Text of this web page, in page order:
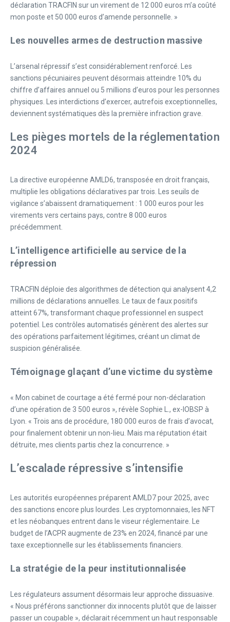
déclaration TRACFIN sur un virement de 12 000 euros m’a coûté
mon poste et 50 000 euros d’amende personnelle. »
Les nouvelles armes de destruction massive
L’arsenal répressif s’est considérablement renforcé. Les
sanctions pécuniaires peuvent désormais atteindre 10% du
chiffre d’affaires annuel ou 5 millions d’euros pour les personnes
physiques. Les interdictions d’exercer, autrefois exceptionnelles,
deviennent systématiques dès la première infraction grave.
Les pièges mortels de la réglementation
2024
La directive européenne AMLD6, transposée en droit français,
multiplie les obligations déclaratives par trois. Les seuils de
vigilance s’abaissent dramatiquement : 1 000 euros pour les
virements vers certains pays, contre 8 000 euros
précédemment.
L’intelligence artificielle au service de la
répression
TRACFIN déploie des algorithmes de détection qui analysent 4,2
millions de déclarations annuelles. Le taux de faux positifs
atteint 67%, transformant chaque professionnel en suspect
potentiel. Les contrôles automatisés génèrent des alertes sur
des opérations parfaitement légitimes, créant un climat de
suspicion généralisée.
Témoignage glaçant d’une victime du système
« Mon cabinet de courtage a été fermé pour non-déclaration
d’une opération de 3 500 euros », révèle Sophie L., ex-IOBSP à
Lyon. « Trois ans de procédure, 180 000 euros de frais d’avocat,
pour finalement obtenir un non-lieu. Mais ma réputation était
détruite, mes clients partis chez la concurrence. »
L’escalade répressive s’intensifie
Les autorités européennes préparent AMLD7 pour 2025, avec
des sanctions encore plus lourdes. Les cryptomonnaies, les NFT
et les néobanques entrent dans le viseur réglementaire. Le
budget de l’ACPR augmente de 23% en 2024, financé par une
taxe exceptionnelle sur les établissements financiers.
La stratégie de la peur institutionnalisée
Les régulateurs assument désormais leur approche dissuasive.
« Nous préférons sanctionner dix innocents plutôt que de laisser
passer un coupable », déclarait récemment un haut responsable